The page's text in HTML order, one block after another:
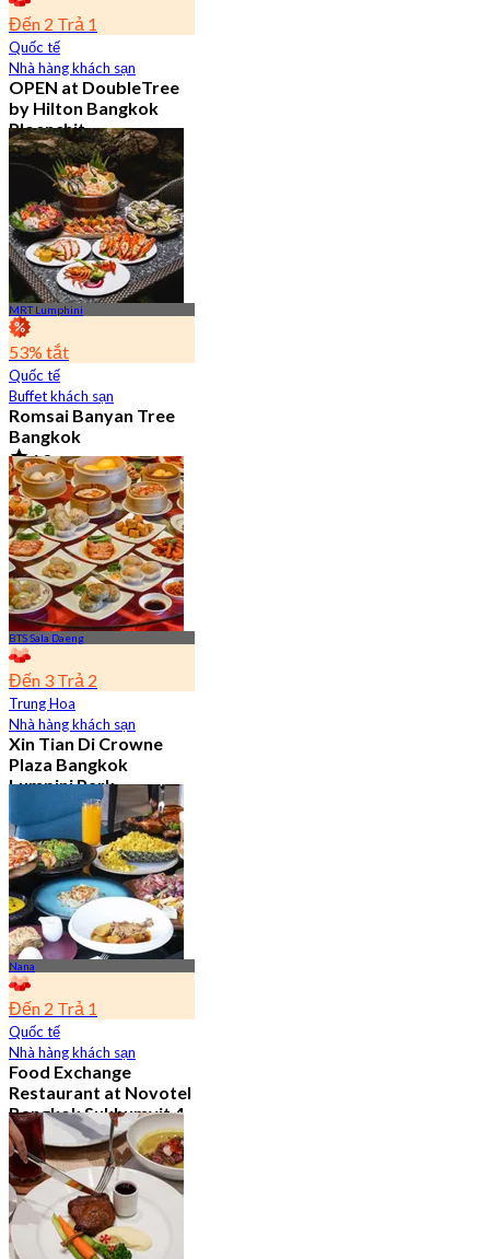
Đến 2 Trả 1
Quốc tế
Nhà hàng khách sạn
OPEN at DoubleTree
by Hilton Bangkok
Ploenchit
4.6
7.2K Đã đặt chỗ
฿ 352.5
MRT Lumphini
53% tắt
Quốc tế
Buffet khách sạn
Romsai Banyan Tree
Bangkok
4.8
19.2K Đã đặt chỗ
Từ฿ 650
BTS Sala Daeng
Đến 3 Trả 2
Trung Hoa
Nhà hàng khách sạn
Xin Tian Di Crowne
Plaza Bangkok
Lumpini Park
5.4K Đã đặt chỗ
Từ฿ 592
Nana
Đến 2 Trả 1
Quốc tế
Nhà hàng khách sạn
Food Exchange
Restaurant at Novotel
Bangkok Sukhumvit 4
4.8
2.7K Đã đặt chỗ
Từ฿ 349.5